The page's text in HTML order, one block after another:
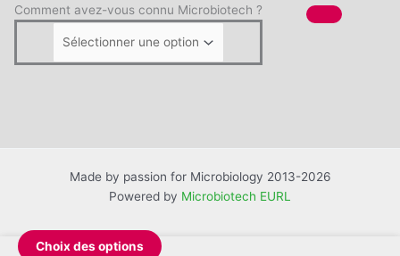
Comment avez-vous connu Microbiotech ?
Made by passion for Microbiology 2013-2026
Powered by Microbiotech EURL
Choix des options